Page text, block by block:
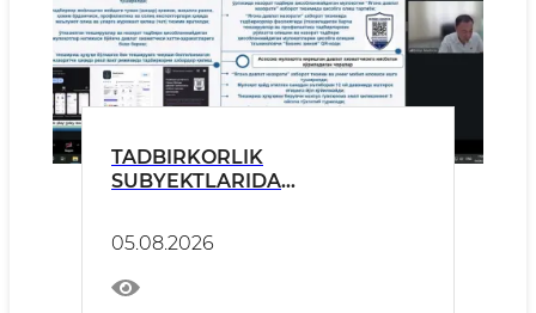
TADBIRKORLIK
SUBYEKTLARIDA
SOHASIDA O‘QUV-AMALIY
SEMINARLARI BO‘LIB
O‘TMOQDA
05.08.2026